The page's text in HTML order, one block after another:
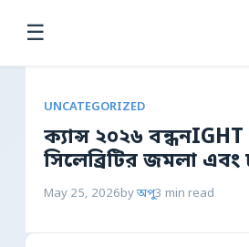
☰
UNCATEGORIZED
ক্যান্স ২০২৬ বন্ধনIGHT
সিলেব্রিটির জমলা
May 25, 2026byঅপু3 min read